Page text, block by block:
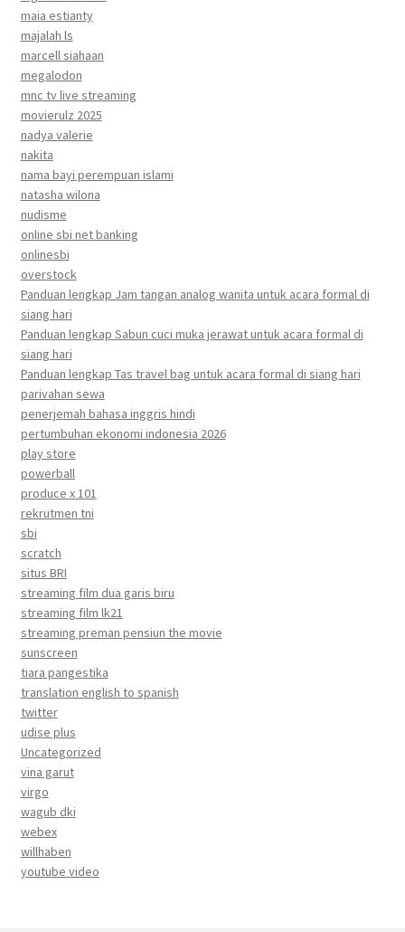
maia estianty
majalah ls
marcell siahaan
megalodon
mnc tv live streaming
movierulz 2025
nadya valerie
nakita
nama bayi perempuan islami
natasha wilona
nudisme
online sbi net banking
onlinesbi
overstock
Panduan lengkap Jam tangan analog wanita untuk acara formal di
siang hari
Panduan lengkap Sabun cuci muka jerawat untuk acara formal di
siang hari
Panduan lengkap Tas travel bag untuk acara formal di siang hari
parivahan sewa
penerjemah bahasa inggris hindi
pertumbuhan ekonomi indonesia 2026
play store
powerball
produce x 101
rekrutmen tni
sbi
scratch
situs BRI
streaming film dua garis biru
streaming film lk21
streaming preman pensiun the movie
sunscreen
tiara pangestika
translation english to spanish
twitter
udise plus
Uncategorized
vina garut
virgo
wagub dki
webex
willhaben
youtube video